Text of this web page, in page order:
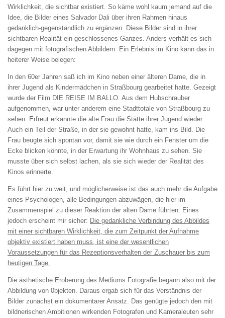
Wirklichkeit, die sichtbar existiert. So käme wohl kaum jemand auf die
Idee, die Bilder eines Salvador Dali über ihren Rahmen hinaus
gedanklich-gegenständlich zu ergänzen. Diese Bilder sind in ihrer
sichtbaren Realität ein geschlossenes Ganzes. Anders verhält es sich
dagegen mit fotografischen Abbildern. Ein Erlebnis im Kino kann das in
heiterer Weise belegen:
In den 60er Jahren saß ich im Kino neben einer älteren Dame, die in
ihrer Jugend als Kindermädchen in Straßbourg gearbeitet hatte. Gezeigt
wurde der Film DIE REISE IM BALLO. Aus dem Hubschrauber
aufgenommen, war unter anderem eine Stadttotale von Straßbourg zu
sehen. Erfreut erkannte die alte Frau die Stätte ihrer Jugend wieder.
Auch ein Teil der Straße, in der sie gewohnt hatte, kam ins Bild. Die
Frau beugte sich spontan vor, damit sie wie durch ein Fenster um die
Ecke blicken könnte, in der Erwartung ihr Wohnhaus zu sehen. Sie
musste über sich selbst lachen, als sie sich wieder der Realität des
Kinos erinnerte.
Es führt hier zu weit, und möglicherweise ist das auch mehr die Aufgabe
eines Psychologen, alle Bedingungen abzuwägen, die hier im
Zusammenspiel zu dieser Reaktion der alten Dame führten. Eines
jedoch erscheint mir sicher: Die gedankliche Verbindung des Abbildes
mit einer sichtbaren Wirklichkeit, die zum Zeitpunkt der Aufnahme
objektiv existiert haben muss, ist eine der wesentlichen
Voraussetzungen für das Rezeptionsverhalten der Zuschauer bis zum
heutigen Tage.
Die ästhetische Eroberung des Mediums Fotografie begann also mit der
Abbildung von 0bjekten. Daraus ergab sich für das Verständnis der
Bilder zunächst ein dokumentarer Ansatz. Das genügte jedoch den mit
bildnerischen Ambitionen wirkenden Fotografen und Kameraleuten sehr